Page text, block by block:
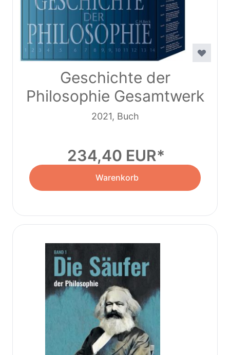
Geschichte der
Philosophie Gesamtwerk
2021, Buch
234,40 EUR
Warenkorb